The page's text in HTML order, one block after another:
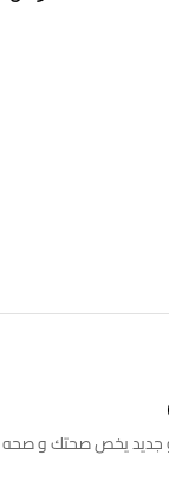
جديد يخص صحتك و